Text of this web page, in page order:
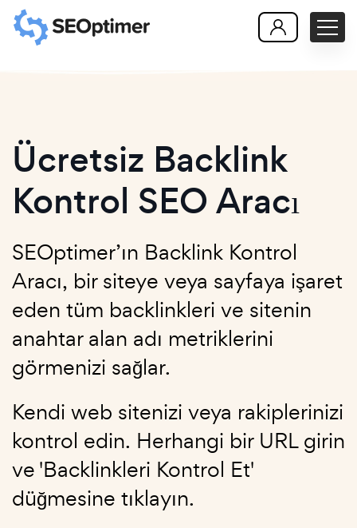
Ücretsiz Backlink
Kontrol SEO Aracı
SEOptimer’ın Backlink Kontrol
Aracı, bir siteye veya sayfaya işaret
eden tüm backlinkleri ve sitenin
anahtar alan adı metriklerini
görmenizi sağlar.
Kendi web sitenizi veya rakiplerinizi
kontrol edin. Herhangi bir URL girin
ve 'Backlinkleri Kontrol Et'
düğmesine tıklayın.